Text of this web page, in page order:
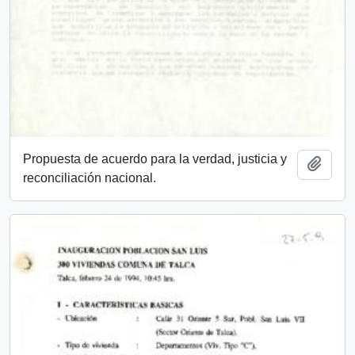
Propuesta de acuerdo para la verdad, justicia y
reconciliación nacional.